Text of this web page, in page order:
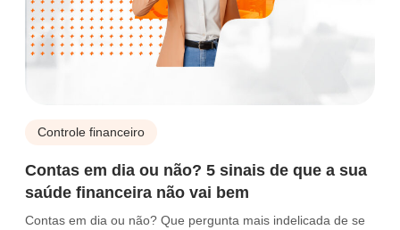
Controle financeiro
Contas em dia ou não? 5 sinais de que a sua
saúde financeira não vai bem
Contas em dia ou não? Que pergunta mais indelicada de se